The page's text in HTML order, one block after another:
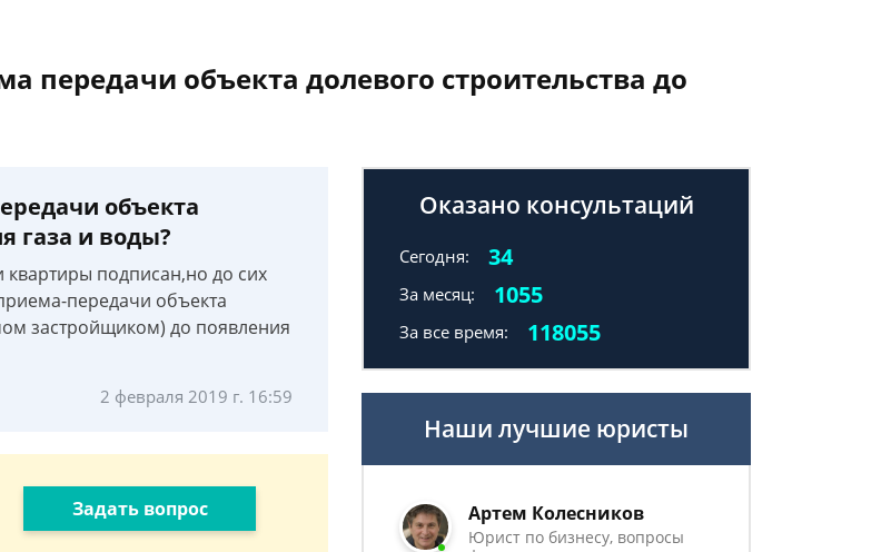
передачи объекта долевого строительства до
объекта
газа и воды?
квартиры подписан,но до сих
передачи объекта
застройщиком) до появления
2 февраля 2019 г. 16:59
Задать вопрос
Оказано консультаций
Сегодня: 34
За месяц: 1055
За все время: 118055
Наши лучшие юристы
Артем Колесников
Юрист по бизнесу, вопросы